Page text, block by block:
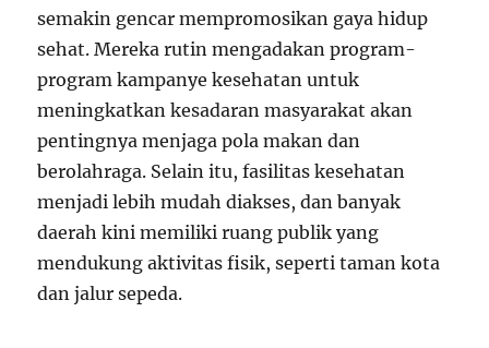
semakin gencar mempromosikan gaya hidup
sehat. Mereka rutin mengadakan program-
program kampanye kesehatan untuk
meningkatkan kesadaran masyarakat akan
pentingnya menjaga pola makan dan
berolahraga. Selain itu, fasilitas kesehatan
menjadi lebih mudah diakses, dan banyak
daerah kini memiliki ruang publik yang
mendukung aktivitas fisik, seperti taman kota
dan jalur sepeda.